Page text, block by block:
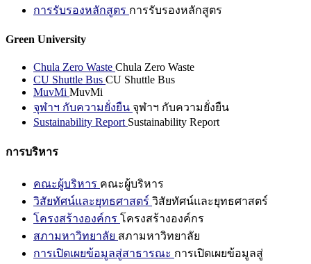
การรับรองหลักสูตร การรับรองหลักสูตร
Green University
Chula Zero Waste Chula Zero Waste
CU Shuttle Bus CU Shuttle Bus
MuvMi MuvMi
จุฬาฯ กับความยั่งยืน จุฬาฯ กับความยั่งยืน
Sustainability Report Sustainability Report
การบริหาร
คณะผู้บริหาร คณะผู้บริหาร
วิสัยทัศน์และยุทธศาสตร์ วิสัยทัศน์และยุทธศาสตร์
โครงสร้างองค์กร โครงสร้างองค์กร
สภามหาวิทยาลัย สภามหาวิทยาลัย
การเปิดเผยข้อมูลสู่สาธารณะ การเปิดเผยข้อมูลสู่